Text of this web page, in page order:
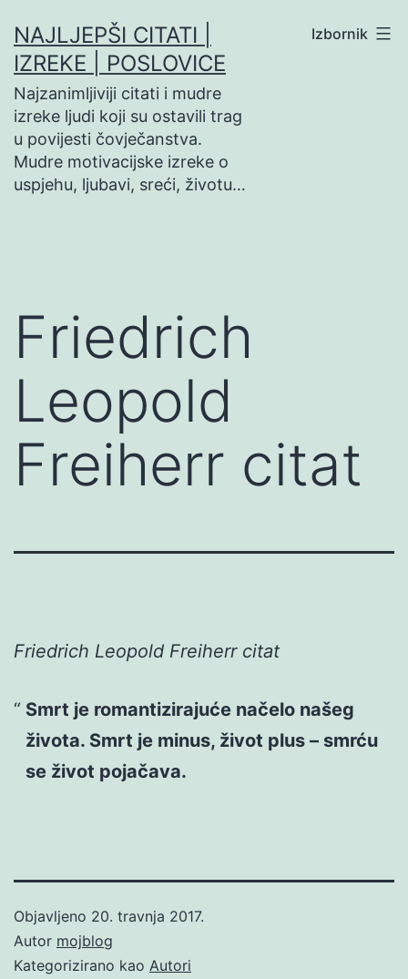
na
sadržaj
NAJLJEPŠI CITATI |
IZREKE | POSLOVICE
Najzanimljiviji citati i mudre
izreke ljudi koji su ostavili trag
u povijesti čovječanstva.
Mudre motivacijske izreke o
uspjehu, ljubavi, sreći, životu…
Izbornik
Friedrich
Leopold
Freiherr citat
Friedrich Leopold Freiherr citat
Smrt je romantizirajuće načelo našeg
života. Smrt je minus, život plus – smrću
se život pojačava.
Objavljeno 20. travnja 2017.
Autor mojblog
Kategorizirano kao Autori